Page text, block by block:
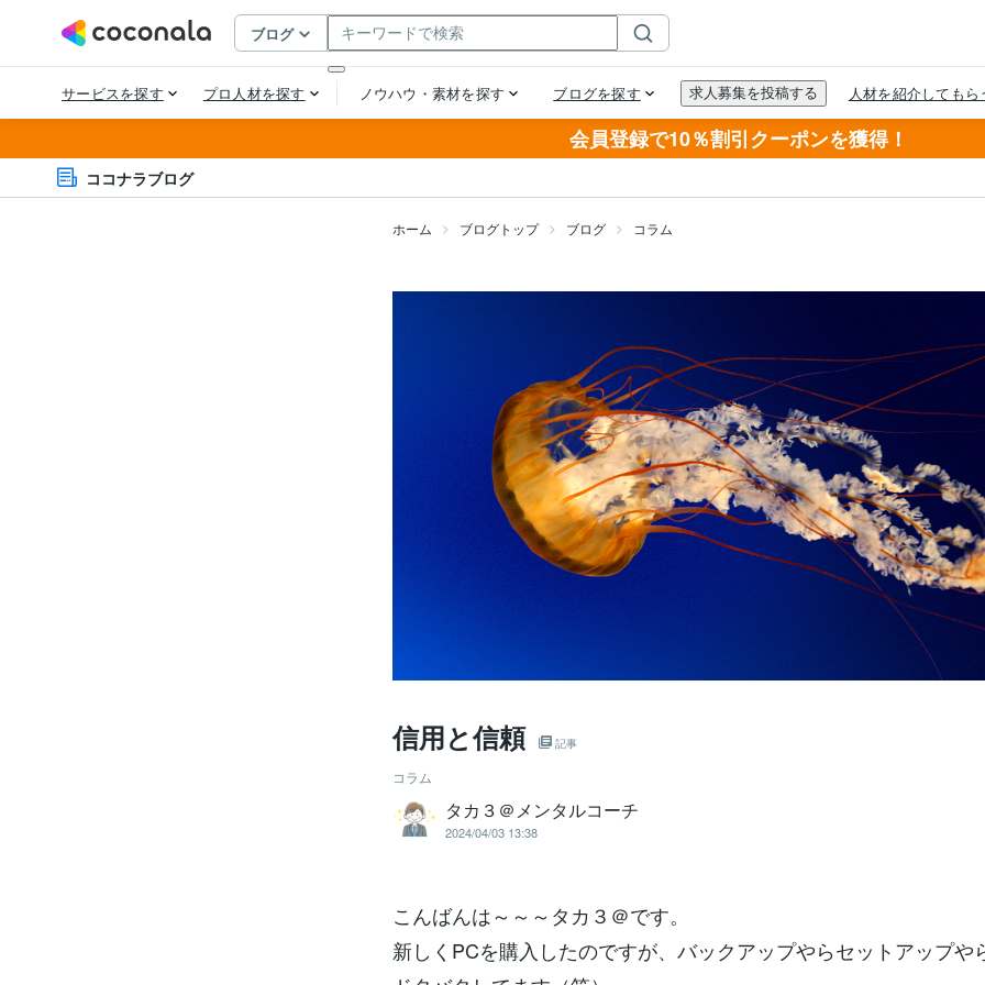
会員登録で10％割引クーポンを獲得！
ココナラブログ
ホーム ブログトップ ブログ コラム
信用と信頼 記事
コラム
タカ３＠メンタルコーチ
2024/04/03 13:38
こんばんは～～～タカ３＠です。
新しくPCを購入したのですが、バックアップやらセットアップや